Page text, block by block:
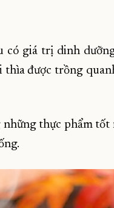
có giá trị dinh
thìa được trồng
những thực phẩm tốt